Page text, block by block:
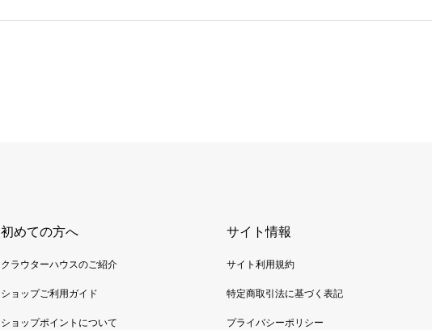
初めての方へ
クラウターハウスのご紹介
ショップご利用ガイド
ショップポイントについて
サイト情報
サイト利用規約
特定商取引法に基づく表記
プライバシーポリシー